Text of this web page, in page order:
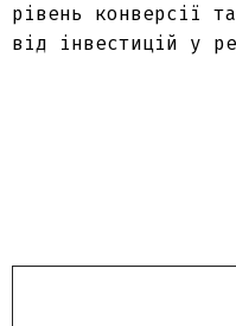
рівень конверсії
від інвестицій у